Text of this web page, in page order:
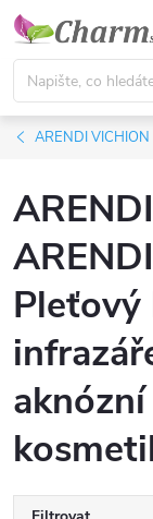
Přejít
obsah
ARENDI VICHION
Pleťový